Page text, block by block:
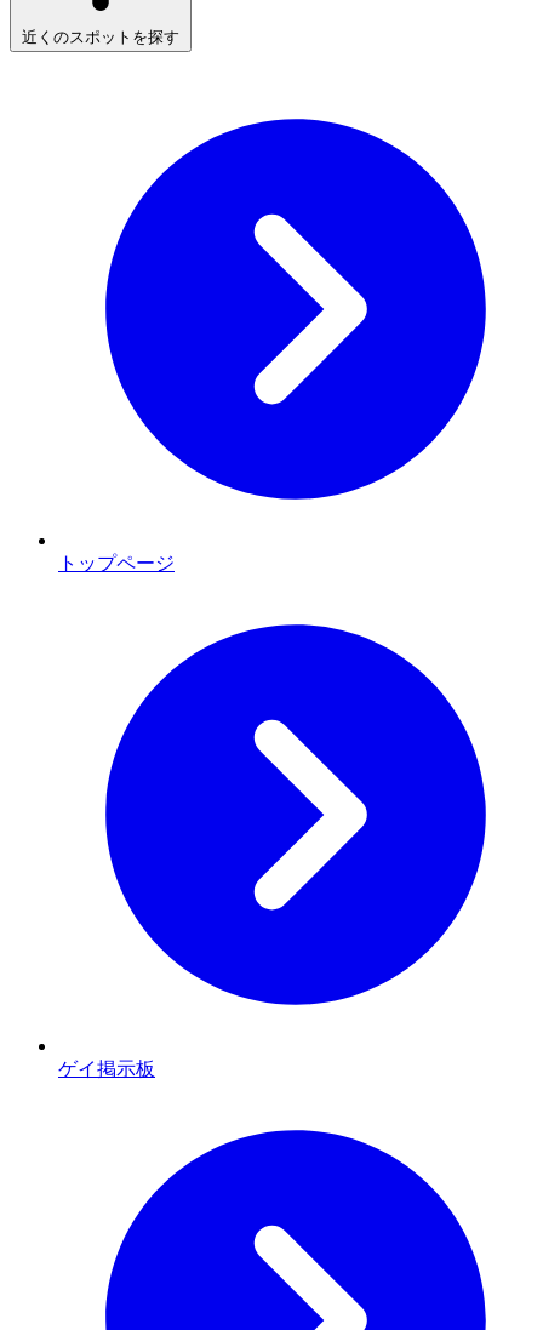
近くのスポットを探す
トップページ
ゲイ掲示板